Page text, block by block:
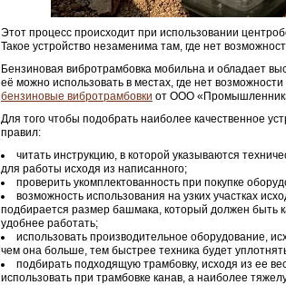
Этот процесс происходит при использовании
Такое устройство незаменима там, где нет
Бензиновая вибротрамбовка мобильна и обладает
её можно использовать в местах, где нет
бензиновые вибротрамбовки от ООО
Для того чтобы подобрать наиболее качественное
правил:
читать инструкцию, в которой указываются
для работы исходя из написанного;
проверить укомплектованность при покупке
возможность использования на узких участках
подбирается размер башмака, который должен быть
удобнее работать;
использовать производительное оборудование,
чем она больше, тем быстрее техника будет
подбирать подходящую трамбовку, исходя из ее
использовать при трамбовке канав, а наиболее